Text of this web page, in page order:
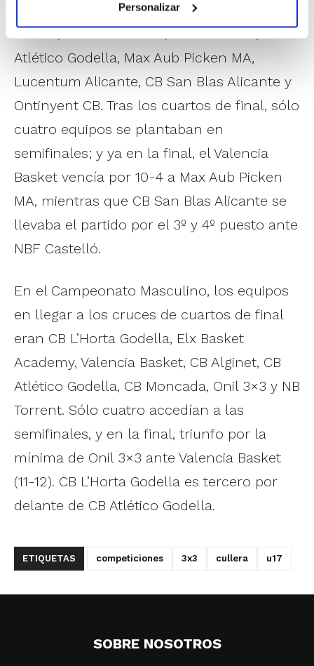
Personalizar
momento de los cruces, con Valencia
Basket, Jovens L’Eliana, NBF Castelló, CB
Atlético Godella, Max Aub Picken MA,
Lucentum Alicante, CB San Blas Alicante y
Ontinyent CB. Tras los cuartos de final, sólo
cuatro equipos se plantaban en
semifinales; y ya en la final, el Valencia
Basket vencía por 10-4 a Max Aub Picken
MA, mientras que CB San Blas Alicante se
llevaba el partido por el 3º y 4º puesto ante
NBF Castelló.
En el Campeonato Masculino, los equipos
en llegar a los cruces de cuartos de final
eran CB L’Horta Godella, Elx Basket
Academy, Valencia Basket, CB Alginet, CB
Atlético Godella, CB Moncada, Onil 3×3 y NB
Torrent. Sólo cuatro accedían a las
semifinales, y en la final, triunfo por la
mínima de Onil 3×3 ante Valencia Basket
(11-12). CB L’Horta Godella es tercero por
delante de CB Atlético Godella.
ETIQUETAS competiciones 3x3 cullera u17
SOBRE NOSOTROS